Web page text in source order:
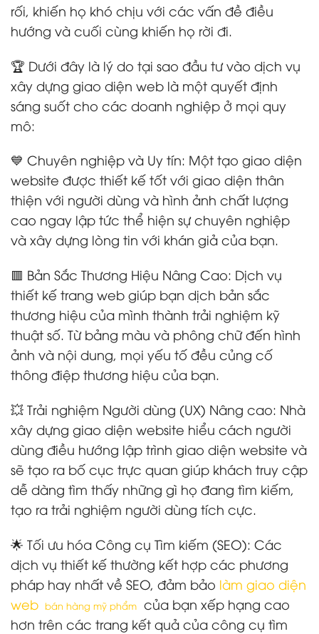
rối, khiến họ khó chịu với các vấn đề điều
hướng và cuối cùng khiến họ rời đi.
🏆 Dưới đây là lý do tại sao đầu tư vào dịch vụ
xây dựng giao diện web là một quyết định
sáng suốt cho các doanh nghiệp ở mọi quy
mô:
💙 Chuyên nghiệp và Uy tín: Một tạo giao diện
website được thiết kế tốt với giao diện thân
thiện với người dùng và hình ảnh chất lượng
cao ngay lập tức thể hiện sự chuyên nghiệp
và xây dựng lòng tin với khán giả của bạn.
🟥 Bản Sắc Thương Hiệu Nâng Cao: Dịch vụ
thiết kế trang web giúp bạn dịch bản sắc
thương hiệu của mình thành trải nghiệm kỹ
thuật số. Từ bảng màu và phông chữ đến hình
ảnh và nội dung, mọi yếu tố đều củng cố
thông điệp thương hiệu của bạn.
💥 Trải nghiệm Người dùng (UX) Nâng cao: Nhà
xây dựng giao diện website hiểu cách người
dùng điều hướng lập trình giao diện website và
sẽ tạo ra bố cục trực quan giúp khách truy cập
dễ dàng tìm thấy những gì họ đang tìm kiếm,
tạo ra trải nghiệm người dùng tích cực.
🌟 Tối ưu hóa Công cụ Tìm kiếm (SEO): Các
dịch vụ thiết kế thường kết hợp các phương
pháp hay nhất về SEO, đảm bảo làm giao diện
web bán hàng mỹ phẩm của bạn xếp hạng cao
hơn trên các trang kết quả của công cụ tìm